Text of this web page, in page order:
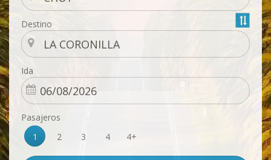
Destino
Ida
Pasajeros
1
2 3 4 4+